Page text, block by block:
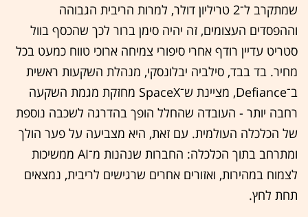
שמתקרב ל־2 טריליון דולר, למרות הריבית הגבוהה
וההפסדים העצומים, זה יהיה סימן ברור לכך שהכסף בוול
סטריט עדיין רודף אחרי סיפורי צמיחה ארוכי טווח כמעט בכל
מחיר. בד בבד, סילביה יבלונסקי, מנהלת השקעות ראשית
ב־Defiance, מציינת ש־SpaceX מחזקת מגמת השקעה
רחבה יותר - העובדה שהחלל הופך בהדרגה לשכבה נוספת
של הכלכלה העולמית. עם זאת, היא מצביעה על פער הולך
ומתרחב בתוך הכלכלה: החברות שנהנות מ־AI ממשיכות
לצמוח במהירות, ואזורים אחרים שרגישים לריבית, נמצאים
תחת לחץ.